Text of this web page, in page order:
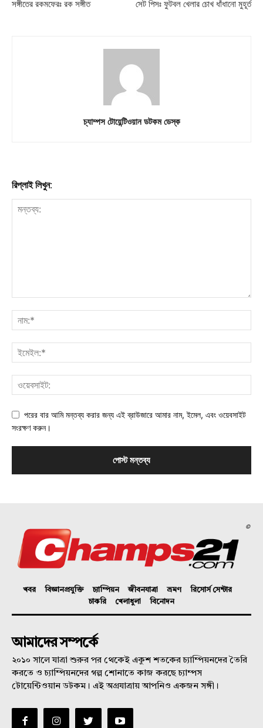
সঙ্গীতের রকমফেরঃ রক সঙ্গীত সেট পিসঃ ফুটবল খেলার চোখ ধাঁধানো মুহূর্ত
চ্যাম্পস টোয়েন্টিওয়ান ডটকম ডেস্ক
রিপ্লাই লিখুন:
পরের বার আমি মন্তব্য করার জন্য এই ব্রাউজারে আমার নাম, ইমেল, এবং ওয়েবসাইট
সংরক্ষণ করুন।
©
খবর বিজ্ঞানপ্রযুক্তি চ্যাম্পিয়ন জীবনযাত্রা ভ্রমণ
রিসোর্স সেন্টার
চাকরি
খেলাধুলা বিনোদন
আমাদের সম্পর্কে
২০১০ সালে যাত্রা শুরুর পর থেকেই একুশ শতকের চ্যাম্পিয়নদের তৈরি
করতে ও চ্যাম্পিয়নদের গল্প শোনাতে কাজ করছে চ্যাম্পস
টোয়েন্টিওয়ান ডটকম। এই অগ্রযাত্রায় আপনিও একজন সঙ্গী।